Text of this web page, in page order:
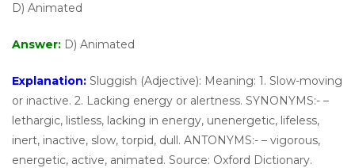
D) Animated
Answer: D) Animated
Explanation: Sluggish (Adjective): Meaning: 1. Slow-moving
or inactive. 2. Lacking energy or alertness. SYNONYMS:- –
lethargic, listless, lacking in energy, unenergetic, lifeless,
inert, inactive, slow, torpid, dull. ANTONYMS:- – vigorous,
energetic, active, animated. Source: Oxford Dictionary.